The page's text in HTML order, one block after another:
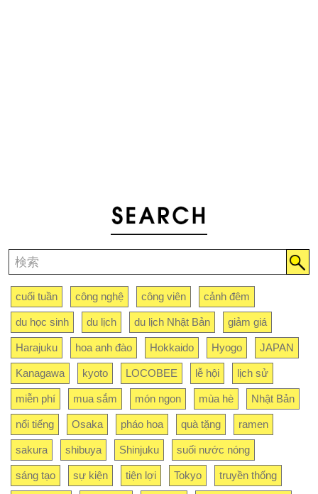
cuối tuần công nghệ công viên cảnh đêm
du học sinh du lịch du lịch Nhật Bản giảm giá
Harajuku hoa anh đào Hokkaido Hyogo JAPAN
Kanagawa kyoto LOCOBEE lễ hội lịch sử
miễn phí mua sắm món ngon mùa hè Nhật Bản
nổi tiếng Osaka pháo hoa quà tặng ramen
sakura shibuya Shinjuku suối nước nóng
sáng tạo sự kiện tiện lợi Tokyo truyền thống